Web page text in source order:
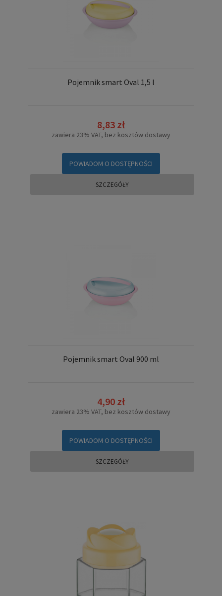
Pojemnik smart Oval 1,5 l
8,83 zł
zawiera 23% VAT, bez kosztów dostawy
POWIADOM O DOSTĘPNOŚCI
SZCZEGÓŁY
Pojemnik smart Oval 900 ml
4,90 zł
zawiera 23% VAT, bez kosztów dostawy
POWIADOM O DOSTĘPNOŚCI
SZCZEGÓŁY